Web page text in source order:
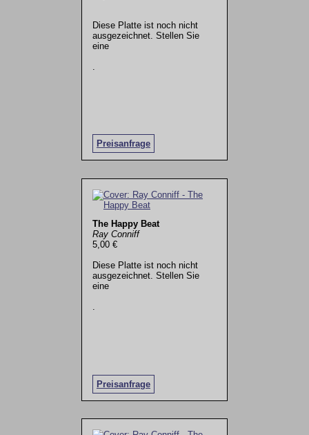
Diese Platte ist noch nicht
ausgezeichnet. Stellen Sie
eine
Preisanfrage
The Happy Beat
Ray Conniff
5,00 €
Diese Platte ist noch nicht
ausgezeichnet. Stellen Sie
eine
Preisanfrage
.